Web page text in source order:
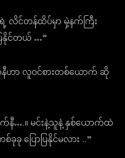
လိင်တန်ထိပ်မှာ မှဲ့နက်ကြီး
ြနိုင်တယ် …”
နီဟာ လူဝင်စားတစ်ယောက် ဆို
နီ….။ မင်းနဲ့သူနဲ့ နှစ်ယောက်ထဲ
ပြောပြနိုင်မလား ..”